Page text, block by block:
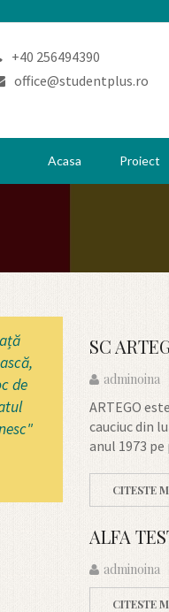
+40 256494390
office@studentplus.ro
Acasa Proiect
de
SC
adminoina
ARTEGO
cauciuc din
anul 1973
CITESTE
ALFA
adminoina
CITESTE